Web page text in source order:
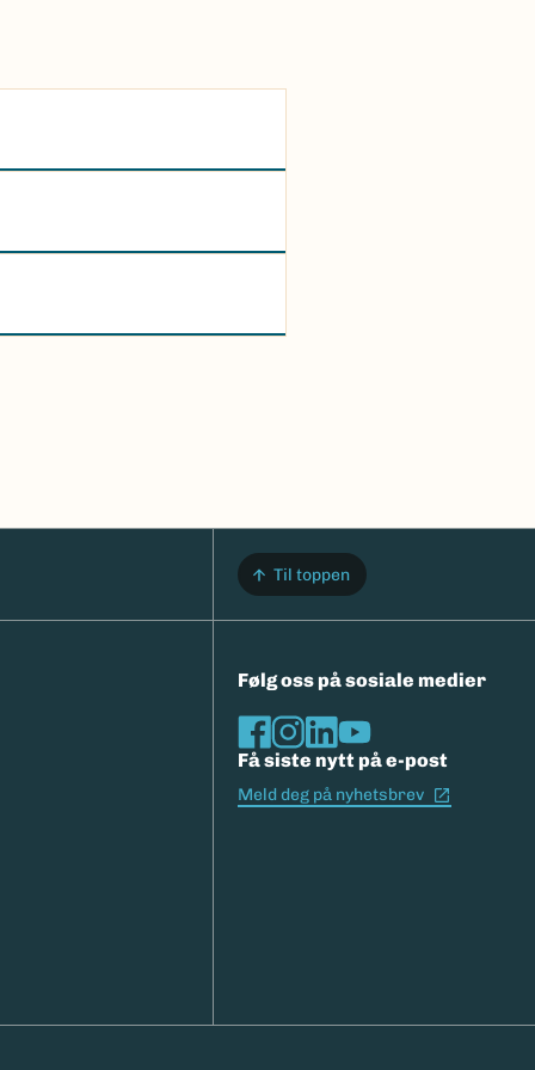
Til toppen
Følg oss på sosiale medier
Få siste nytt på e-post
Meld deg på nyhetsbrev